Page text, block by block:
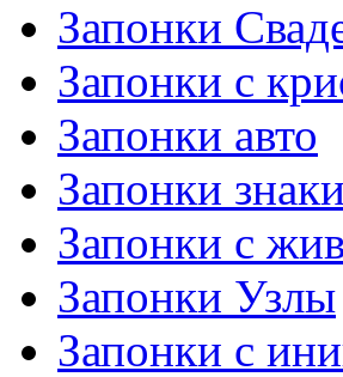
Запонки
Запонки с
Запонки авто
Запонки
Запонки с
Запонки Узлы
Запонки с